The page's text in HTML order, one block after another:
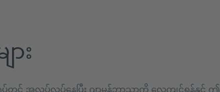
း
တွင် အလုပ်လုပ်နေပြီး ဂျာမန်ဘာသာကို လေ့ကျင့်ရန်နှင့် ဤ